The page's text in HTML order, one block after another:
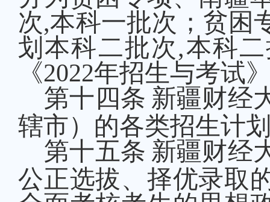
次,本科一批次 ；贫困
划本科二批次,本科
《2022年招生与考试
第十 四条 新疆财经
辖市）的各类招生计
第十五条 新疆财经
公正选拔、择优录取